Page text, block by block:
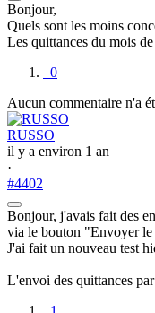
Bonjour,
Quels sont les moins
Les quittances du mois
0
Aucun commentaire n'a
RUSSO
il y a environ 1 an
·
#4402
Bonjour, j'avais fait des
via le bouton "Envoyer le
J'ai fait un nouveau test
L'envoi des quittances